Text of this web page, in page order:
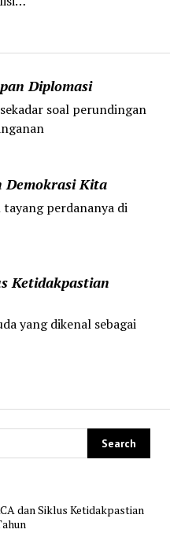
Diplomasi
soal perundingan
Demokrasi Kita
perdananya di
Ketidakpastian
yang dikenal sebagai
dan Siklus Ketidakpastian